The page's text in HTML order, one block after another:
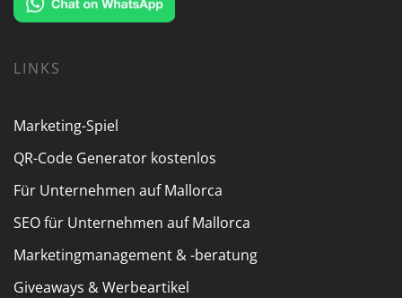
LINKS
Marketing-Spiel
QR-Code Generator kostenlos
Für Unternehmen auf Mallorca
SEO für Unternehmen auf Mallorca
Marketingmanagement & -beratung
Giveaways & Werbeartikel